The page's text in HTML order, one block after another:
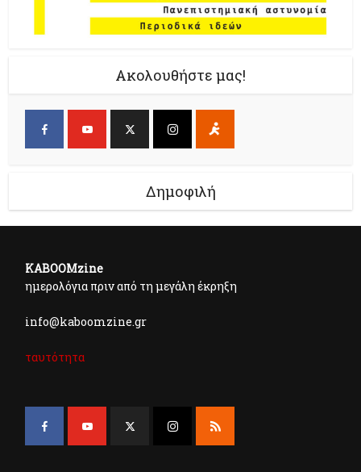
Ακολουθήστε μας!
Δημοφιλή
KABOOMzine
ημερολόγια πριν από τη μεγάλη έκρηξη
info@kaboomzine.gr
ταυτότητα